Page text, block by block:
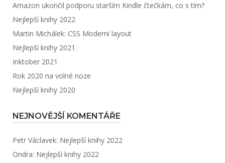
Amazon ukončil podporu starším Kindle čtečkám, co s tím?
Nejlepší knihy 2022
Martin Michálek: CSS Moderní layout
Nejlepší knihy 2021
Inktober 2021
Rok 2020 na volné noze
Nejlepší knihy 2020
NEJNOVĚJŠÍ KOMENTÁŘE
Petr Václavek: Nejlepší knihy 2022
Ondra: Nejlepší knihy 2022